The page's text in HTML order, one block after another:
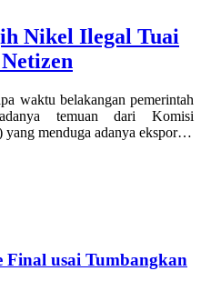
Nikel Ilegal Tuai
waktu belakangan pemerintah
temuan dari Komisi
menduga adanya ekspor…
usai Tumbangkan